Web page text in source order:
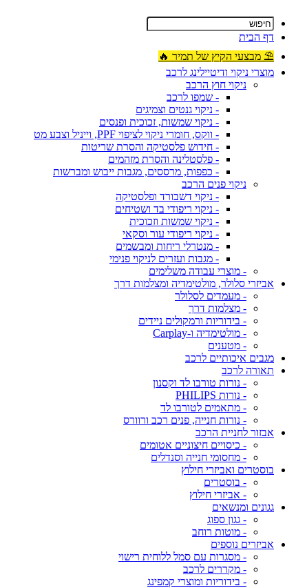
דף הבית
⛱ מבצעי הקיץ של תמיר 🔥
מוצרי ניקוי ודיטיילינג לרכב
ניקוי חוץ הרכב
- שמפו לרכב
- ניקוי גנטים וצמיגים
- ניקוי שמשות, זכוכית ופנסים
- ווקס, חומרי ניקוי לציפוי PPF, וייניל וצבע מט
- חידוש פלסטיקה והסרת שריטות
- פלסטלינה והסרת מזהמים
- כפפות, מרססים, מגבות ייבוש ומברשות
ניקוי פנים הרכב
- ניקוי דשבורד ופלסטיקה
- ניקוי ריפודי בד ושטיחים
- ניקוי שמשות וזכוכית
- ניקוי ריפודי עור וסקאי
- מנטרלי ריחות ומבשמים
- מגבות ועזרים לניקוי פנימי
- מוצרי עבודה משלימים
אביזרי סלולר, מולטימדיה ומצלמות דרך
- מעמדים לסלולר
- מצלמות דרך
- בידוריות ורמקולים ניידים
- מולטימדיה ו-Carplay
- מטענים
מגבים איכותיים לרכב
תאורה לרכב
- נורות טורבו לד וקסנון
- נורות PHILIPS
- מתאמים לטורבו לד
- נורות חנייה, פנים רכב ורוורס
אבזור לחניית הרכב
- כיסויים חיצוניים אטומים
- מחסומי חנייה וסנדלים
בוסטרים ואביזרי חילוץ
- בוסטרים
- אביזרי חילוץ
גגונים ומנשאים
- גגון ספוג
- מוטות רוחב
אביזרים נוספים
- מסגרות עם סמל ללוחית רישוי
- מקררים לרכב
- בידוריות ומוצרי קמפינג